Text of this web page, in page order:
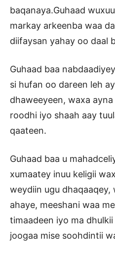
baqanaya.Guhaad
markay arkeenba waa
diifaysan yahay oo daal
Guhaad baa
si hufan oo dareen leh
dhaweeyeen, waxa
roodhi iyo shaah aay
qaateen.
Guhaad baa u
xumaatey inuu keligii
weydiin ugu dhaqaaqey,
ahaye, meeshani waa
timaadeen iyo ma
joogaa mise soohdintii